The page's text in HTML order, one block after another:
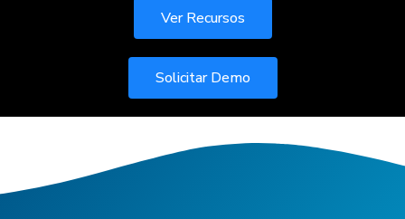
Ver Recursos
Solicitar Demo